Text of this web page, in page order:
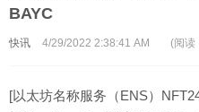
BAYC
快讯 4/29/2022 2:38:41 AM (阅读
[以太坊名称服务（ENS）